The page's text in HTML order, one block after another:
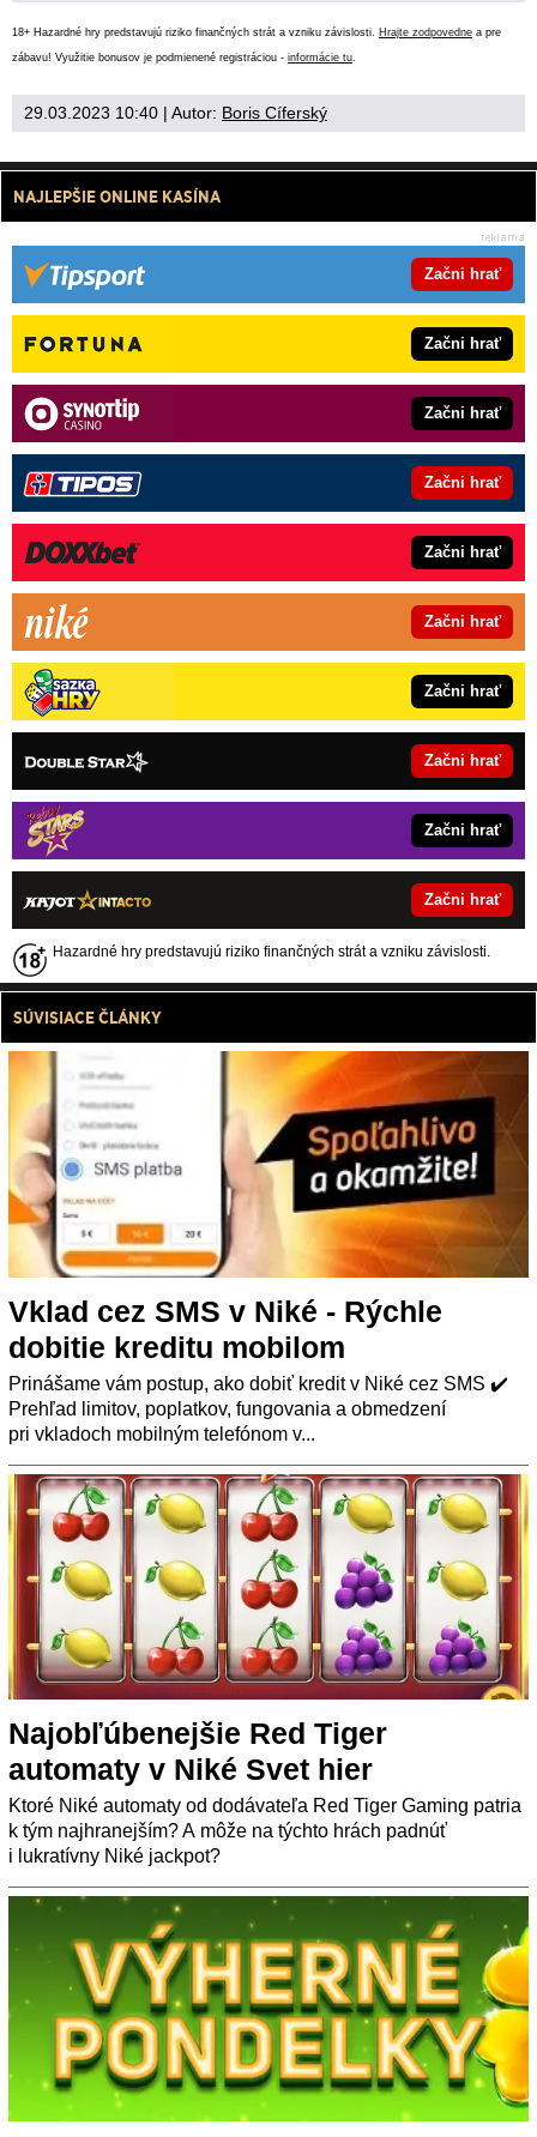
18+ Hazardné hry predstavujú riziko finančných strát a vzniku závislosti. Hrajte zodpovedne a pre
zábavu! Využitie bonusov je podmienené registráciou - informácie tu.
29.03.2023 10:40 | Autor: Boris Cíferský
NAJLEPŠIE ONLINE KASÍNA
Začni hrať
Začni hrať
Začni hrať
Začni hrať
Začni hrať
Začni hrať
Začni hrať
Začni hrať
Začni hrať
Začni hrať
Hazardné hry predstavujú riziko finančných strát a vzniku závislosti.
SÚVISIACE ČLÁNKY
Vklad cez SMS v Niké - Rýchle
dobitie kreditu mobilom
Prinášame vám postup, ako dobiť kredit v Niké cez SMS ✔️
Prehľad limitov, poplatkov, fungovania a obmedzení
pri vkladoch mobilným telefónom v...
Najobľúbenejšie Red Tiger
automaty v Niké Svet hier
Ktoré Niké automaty od dodávateľa Red Tiger Gaming patria
k tým najhranejším? A môže na týchto hrách padnúť
i lukratívny Niké jackpot?